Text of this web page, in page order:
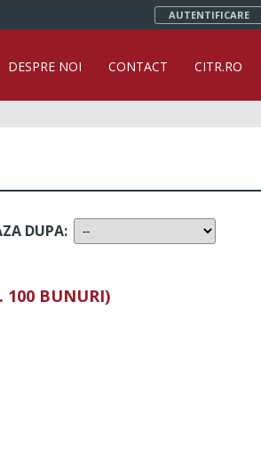
AUTENTIFICARE
DESPRE NOI CONTACT CITR.RO
DUPA:
100 BUNURI)